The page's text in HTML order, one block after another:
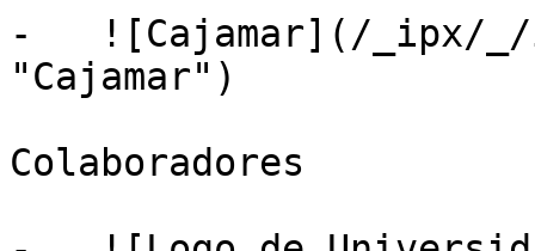
-   ![Cajamar](/_ipx/_/
"Cajamar")
Colaboradores